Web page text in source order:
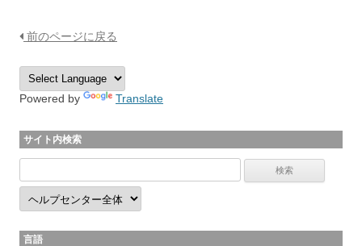
前のページに戻る
Powered by Translate
サイト内検索
言語